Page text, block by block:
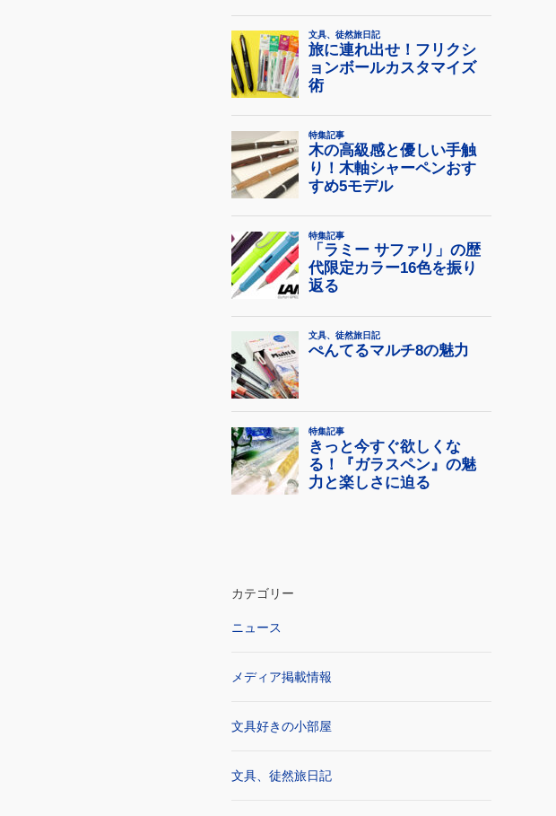
カテゴリー
ニュース
メディア掲載情報
文具好きの小部屋
文具、徒然旅日記